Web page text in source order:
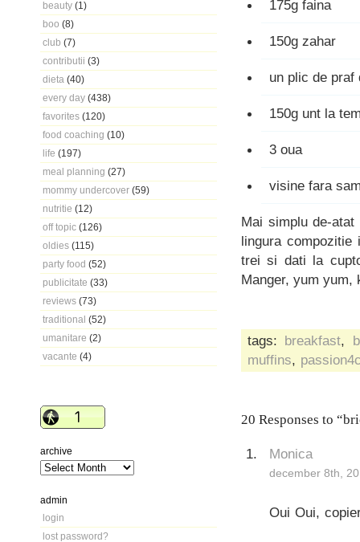
beauty (1)
boo (8)
club (7)
contributii (3)
dieta (40)
every day (438)
favorites (120)
food coaching (10)
life (197)
meal planning (27)
mommy undercover (59)
nutritie (12)
off topic (126)
oldies (115)
party food (52)
publicitate (33)
reviews (73)
traditional (52)
umanitare (2)
vacante (4)
archive
admin
login
lost password?
175g faina
150g zahar
un plic de praf
150g unt la
3 oua
visine fara
Mai simplu de-
lingura
trei si dati la
Manger, yum yum,
tags: breakfast,
muffins,
20 Responses to
Monica
december 8th,
Oui Oui,